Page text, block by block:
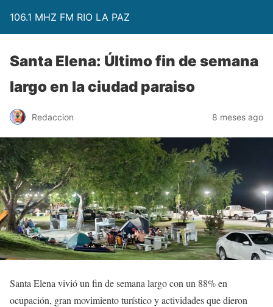
106.1 MHZ FM RIO LA PAZ
Santa Elena: Último fin de semana
largo en la ciudad paraiso
Redaccion 8 meses ago
Santa Elena vivió un fin de semana largo con un 88% en
ocupación, gran movimiento turístico y actividades que dieron